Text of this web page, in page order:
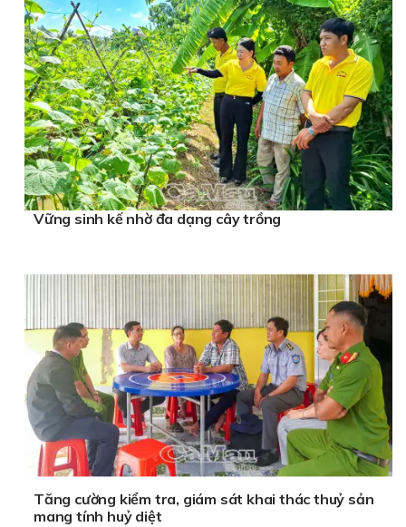
Vững sinh kế nhờ đa dạng cây trồng
Tăng cường kiểm tra, giám sát khai thác thuỷ sản
mang tính huỷ diệt